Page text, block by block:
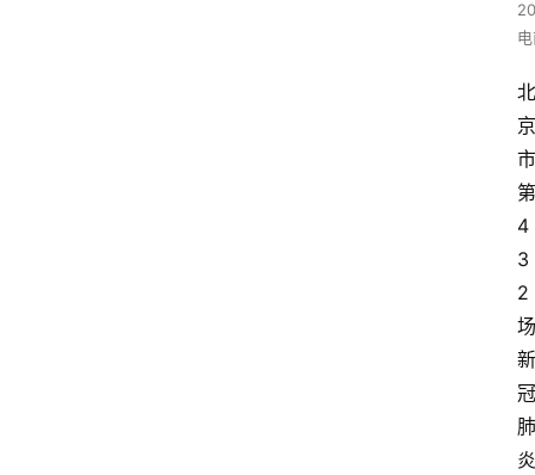
北
京
市
第
4
3
2
场
新
冠
肺
炎